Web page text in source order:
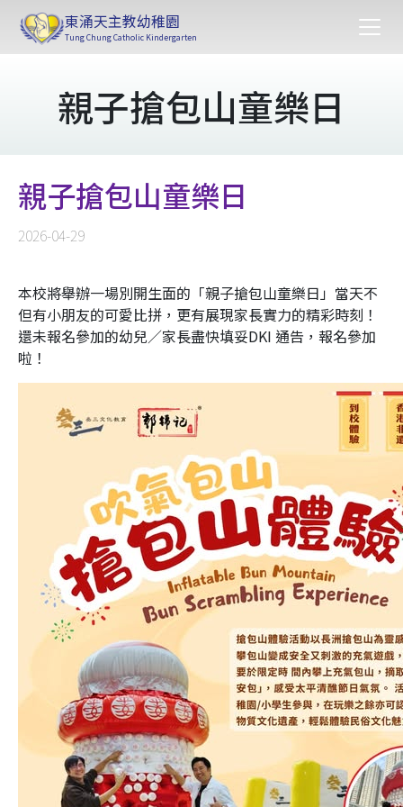
東涌天主教幼稚園
Tung Chung Catholic Kindergarten
親子搶包山童樂日
親子搶包山童樂日
2026-04-29
本校將舉辦一場別開生面的「親子搶包山童樂日」當天不
但有小朋友的可愛比拼，更有展現家長實力的精彩時刻！
還未報名參加的幼兒／家長盡快填妥DKI 通告，報名參加
啦！